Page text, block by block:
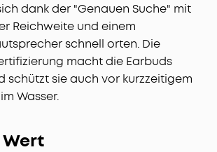
dank der "Genauen Suche" mit
Reichweite und einem
schnell orten. Die
macht die Earbuds
schützt sie auch vor kurzzeitigem
Wasser.
Wert